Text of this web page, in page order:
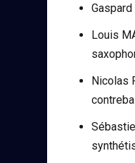
Gaspard
Louis
Nicolas